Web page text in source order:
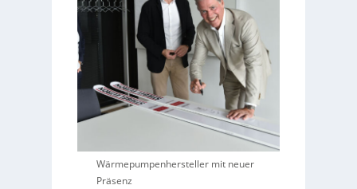
Wärmepumpenhersteller mit neuer
Präsenz